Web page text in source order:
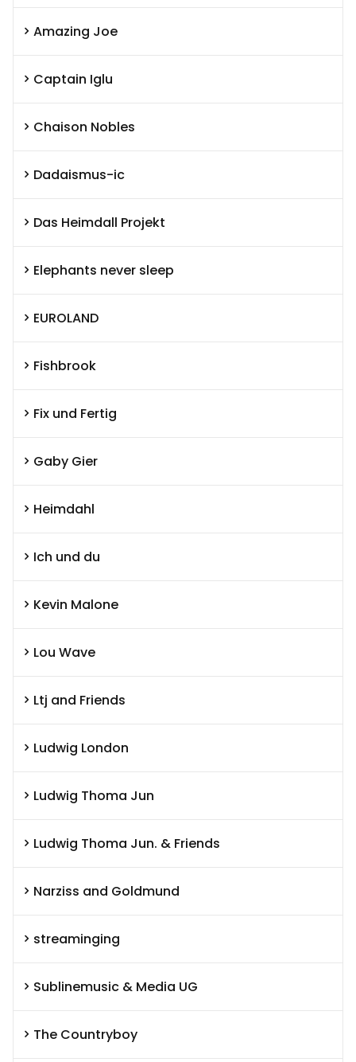
Amazing Joe
Captain Iglu
Chaison Nobles
Dadaismus-ic
Das Heimdall Projekt
Elephants never sleep
EUROLAND
Fishbrook
Fix und Fertig
Gaby Gier
Heimdahl
Ich und du
Kevin Malone
Lou Wave
Ltj and Friends
Ludwig London
Ludwig Thoma Jun
Ludwig Thoma Jun. & Friends
Narziss and Goldmund
streaminging
Sublinemusic & Media UG
The Countryboy